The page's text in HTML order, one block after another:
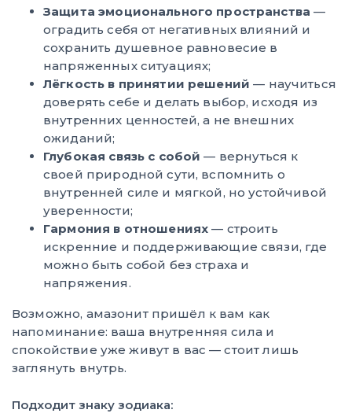
Защита эмоционального пространства —
оградить себя от негативных влияний и
сохранить душевное равновесие в
напряженных ситуациях;
Лёгкость в принятии решений — научиться
доверять себе и делать выбор, исходя из
внутренних ценностей, а не внешних
ожиданий;
Глубокая связь с собой — вернуться к
своей природной сути, вспомнить о
внутренней силе и мягкой, но устойчивой
уверенности;
Гармония в отношениях — строить
искренние и поддерживающие связи, где
можно быть собой без страха и
напряжения.
Возможно, амазонит пришёл к вам как
напоминание: ваша внутренняя сила и
спокойствие уже живут в вас — стоит лишь
заглянуть внутрь.
Подходит знаку зодиака: